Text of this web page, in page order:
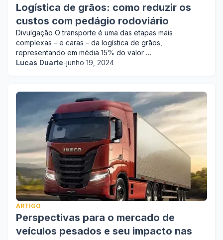
Logística de grãos: como reduzir os
custos com pedágio rodoviário
Divulgação O transporte é uma das etapas mais
complexas – e caras – da logística de grãos,
representando em média 15% do valor …
Lucas Duarte-junho 19, 2024
ARTIGO
Perspectivas para o mercado de
veículos pesados e seu impacto nas